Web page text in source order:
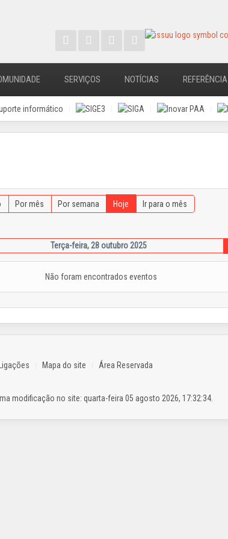
SERVIÇOS NOTÍCIAS REFERÊNCIA
Por mês Por semana Hoje Ir para o mês
Terça-feira, 28 outubro 2025
Não foram encontrados eventos
Mapa do site Área Reservada
modificação no site: quarta-feira 05 agosto 2026, 17:32:34.